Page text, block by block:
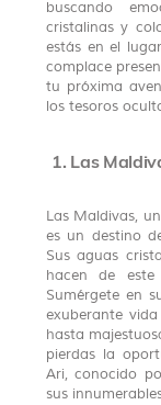
buscando
cristalinas y
estás en el
complace
tu próxima
los tesoros
1. Las
Las Maldivas,
es un destino
Sus aguas
hacen de
Sumérgete en
exuberante
hasta
pierdas la
Ari, conocido
sus